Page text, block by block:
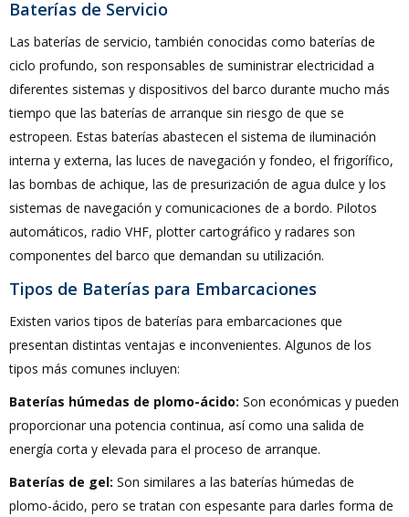
Baterías de Servicio
Las baterías de servicio, también conocidas como baterías de
ciclo profundo, son responsables de suministrar electricidad a
diferentes sistemas y dispositivos del barco durante mucho más
tiempo que las baterías de arranque sin riesgo de que se
estropeen. Estas baterías abastecen el sistema de iluminación
interna y externa, las luces de navegación y fondeo, el frigorífico,
las bombas de achique, las de presurización de agua dulce y los
sistemas de navegación y comunicaciones de a bordo. Pilotos
automáticos, radio VHF, plotter cartográfico y radares son
componentes del barco que demandan su utilización.
Tipos de Baterías para Embarcaciones
Existen varios tipos de baterías para embarcaciones que
presentan distintas ventajas e inconvenientes. Algunos de los
tipos más comunes incluyen:
Baterías húmedas de plomo-ácido: Son económicas y pueden
proporcionar una potencia continua, así como una salida de
energía corta y elevada para el proceso de arranque.
Baterías de gel: Son similares a las baterías húmedas de
plomo-ácido, pero se tratan con espesante para darles forma de